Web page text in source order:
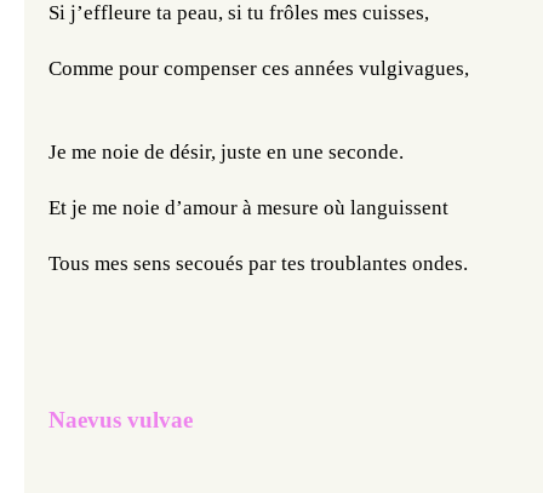
Si j’effleure ta peau, si tu frôles mes cuisses,
Comme pour compenser ces années vulgivagues,
Je me noie de désir, juste en une seconde.
Et je me noie d’amour à mesure où languissent
Tous mes sens secoués par tes troublantes ondes.
Naevus vulvae